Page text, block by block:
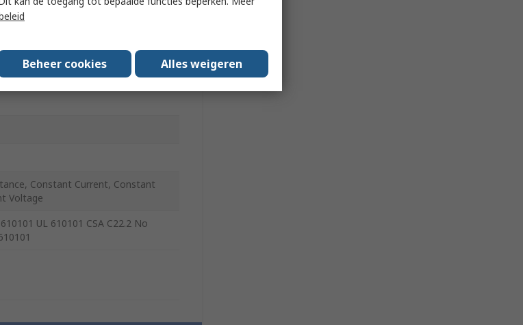
RS232, EtherCAT
Constant Current, Constant
Voltage
UL 610101 CSA C22.2 No
Beheer cookies Alles weigeren